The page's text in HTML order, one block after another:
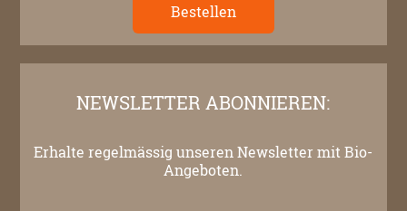
Bestellen
NEWSLETTER ABONNIEREN:
Erhalte regelmässig unseren Newsletter mit Bio-
Angeboten.